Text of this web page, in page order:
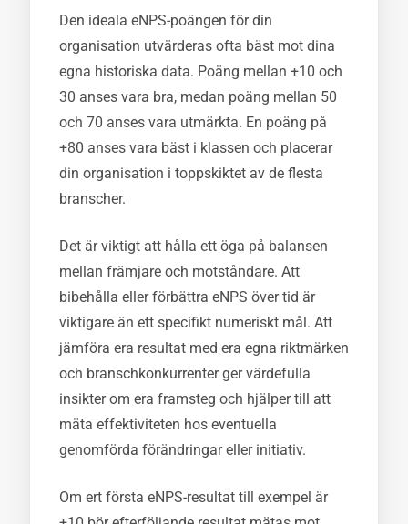
Den ideala eNPS-poängen för din
organisation utvärderas ofta bäst mot dina
egna historiska data. Poäng mellan +10 och
30 anses vara bra, medan poäng mellan 50
och 70 anses vara utmärkta. En poäng på
+80 anses vara bäst i klassen och placerar
din organisation i toppskiktet av de flesta
branscher.
Det är viktigt att hålla ett öga på balansen
mellan främjare och motståndare. Att
bibehålla eller förbättra eNPS över tid är
viktigare än ett specifikt numeriskt mål. Att
jämföra era resultat med era egna riktmärken
och branschkonkurrenter ger värdefulla
insikter om era framsteg och hjälper till att
mäta effektiviteten hos eventuella
genomförda förändringar eller initiativ.
Om ert första eNPS-resultat till exempel är